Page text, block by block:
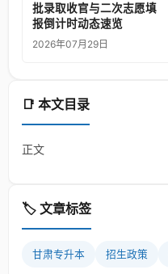
📑 本文目录
正文
🏷️ 文章标签
甘肃专升本 招生政策
批录取收官与二次志愿填
报倒计时动态速览
2026年07月29日